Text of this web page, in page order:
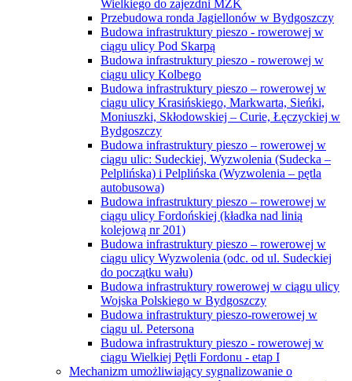
Wielkiego do zajezdni MZK
Przebudowa ronda Jagiellonów w Bydgoszczy
Budowa infrastruktury pieszo - rowerowej w
ciągu ulicy Pod Skarpą
Budowa infrastruktury pieszo - rowerowej w
ciągu ulicy Kolbego
Budowa infrastruktury pieszo – rowerowej w
ciągu ulicy Krasińskiego, Markwarta, Sieńki,
Moniuszki, Skłodowskiej – Curie, Łęczyckiej w
Bydgoszczy
Budowa infrastruktury pieszo – rowerowej w
ciągu ulic: Sudeckiej, Wyzwolenia (Sudecka –
Pelplińska) i Pelplińska (Wyzwolenia – pętla
autobusowa)
Budowa infrastruktury pieszo – rowerowej w
ciągu ulicy Fordońskiej (kładka nad linią
kolejową nr 201)
Budowa infrastruktury pieszo – rowerowej w
ciągu ulicy Wyzwolenia (odc. od ul. Sudeckiej
do początku wału)
Budowa infrastruktury rowerowej w ciągu ulicy
Wojska Polskiego w Bydgoszczy
Budowa infrastruktury pieszo-rowerowej w
ciągu ul. Petersona
Budowa infrastruktury pieszo - rowerowej w
ciągu Wielkiej Pętli Fordonu - etap I
Mechanizm umożliwiający sygnalizowanie o